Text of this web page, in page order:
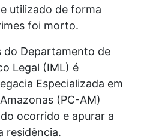
utilizado de forma
foi morto.
do Departamento de
Legal (IML) é
Especializada em
(PC-AM)
ocorrido e apurar a
residência.